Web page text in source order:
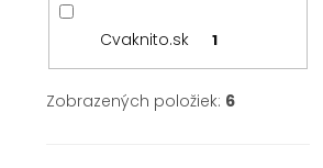
Cvaknito.sk 1
Zobrazených položiek: 6